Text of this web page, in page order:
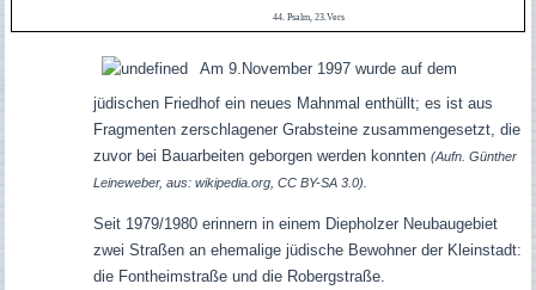
44. Psalm, 23.Vers
Am 9.November 1997 wurde auf dem
jüdischen Friedhof ein neues Mahnmal enthüllt; es ist aus
Fragmenten zerschlagener Grabsteine zusammengesetzt, die
zuvor bei Bauarbeiten geborgen werden konnten (Aufn. Günther
Leineweber, aus: wikipedia.org, CC BY-SA 3.0).
Seit 1979/1980 erinnern in einem Diepholzer Neubaugebiet
zwei Straßen an ehemalige jüdische Bewohner der Kleinstadt:
die Fontheimstraße und die Robergstraße.